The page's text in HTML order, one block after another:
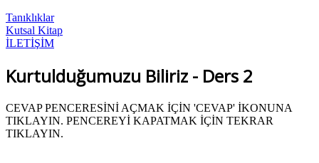
Tanıklıklar
Kutsal Kitap
İLETİŞİM
Kurtulduğumuzu Biliriz - Ders 2
CEVAP PENCERESİNİ AÇMAK İÇİN 'CEVAP' İKONUNA
TIKLAYIN. PENCEREYİ KAPATMAK İÇİN TEKRAR
TIKLAYIN.